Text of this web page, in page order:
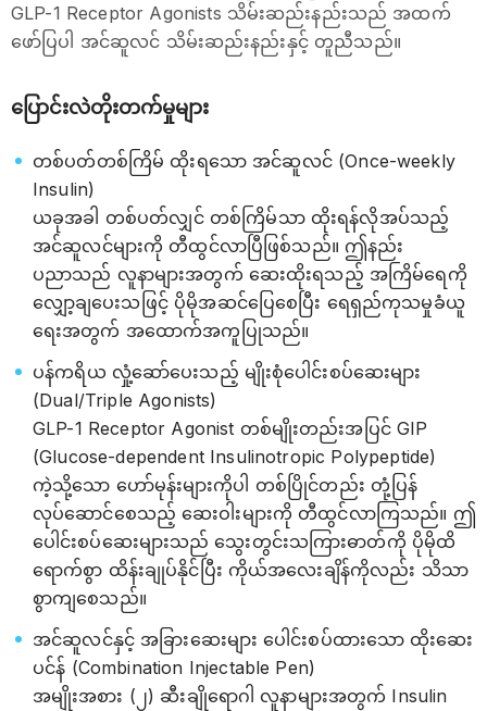
GLP-1 Receptor Agonists သိမ်းဆည်းနည်းသည် အထက်
ဖော်ပြပါ အင်ဆူလင် သိမ်းဆည်းနည်းနှင့် တူညီသည်။
ပြောင်းလဲတိုးတက်မှုများ
တစ်ပတ်တစ်ကြိမ် ထိုးရသော အင်ဆူလင် (Once-weekly
Insulin)
ယခုအခါ တစ်ပတ်လျှင် တစ်ကြိမ်သာ ထိုးရန်လိုအပ်သည့်
အင်ဆူလင်များကို တီထွင်လာပြီဖြစ်သည်။ ဤနည်း
ပညာသည် လူနာများအတွက် ဆေးထိုးရသည့် အကြိမ်ရေကို
လျှော့ချပေးသဖြင့် ပိုမိုအဆင်ပြေစေပြီး ရေရှည်ကုသမှုခံယူ
ရေးအတွက် အထောက်အကူပြုသည်။
ပန်ကရိယ လှုံ့ဆော်ပေးသည့် မျိုးစုံပေါင်းစပ်ဆေးများ
(Dual/Triple Agonists)
GLP-1 Receptor Agonist တစ်မျိုးတည်းအပြင် GIP
(Glucose-dependent Insulinotropic Polypeptide)
ကဲ့သို့သော ဟော်မုန်းများကိုပါ တစ်ပြိုင်တည်း တုံ့ပြန်
လုပ်ဆောင်စေသည့် ဆေးဝါးများကို တီထွင်လာကြသည်။ ဤ
ပေါင်းစပ်ဆေးများသည် သွေးတွင်းသကြားဓာတ်ကို ပိုမိုထိ
ရောက်စွာ ထိန်းချုပ်နိုင်ပြီး ကိုယ်အလေးချိန်ကိုလည်း သိသာ
စွာကျစေသည်။
အင်ဆူလင်နှင့် အခြားဆေးများ ပေါင်းစပ်ထားသော ထိုးဆေး
ပင်န် (Combination Injectable Pen)
အမျိုးအစား (၂) ဆီးချိုရောဂါ လူနာများအတွက် Insulin